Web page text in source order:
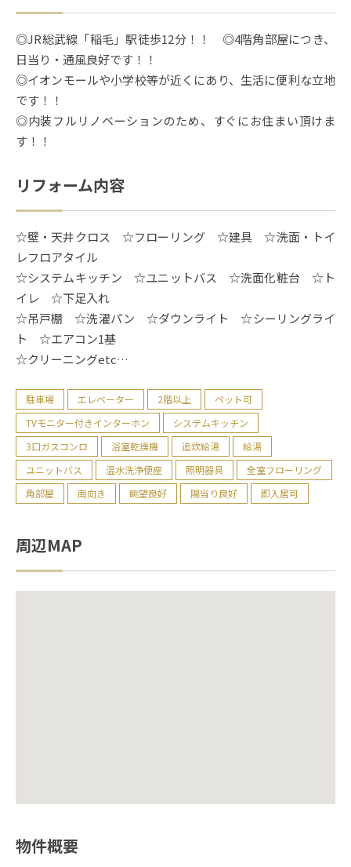
◎JR総武線「稲毛」駅徒歩12分！！ ◎4階角部屋につき、
日当り・通風良好です！！
◎イオンモールや小学校等が近くにあり、生活に便利な立地
です！！
◎内装フルリノベーションのため、すぐにお住まい頂けま
す！！
リフォーム内容
☆壁・天井クロス ☆フローリング ☆建具 ☆洗面・トイ
レフロアタイル
☆システムキッチン ☆ユニットバス ☆洗面化粧台 ☆ト
イレ ☆下足入れ
☆吊戸棚 ☆洗濯パン ☆ダウンライト ☆シーリングライ
ト ☆エアコン1基
☆クリーニングetc…
駐車場 エレベーター 2階以上
ペット可
TVモニター付きインターホン
システムキッチン
3口ガスコンロ
浴室乾燥機 追炊給湯
給湯
ユニットバス
温水洗浄便座 照明器具
全室フローリング
角部屋
南向き 眺望良好 陽当り良好 即入居可
周辺MAP
物件概要